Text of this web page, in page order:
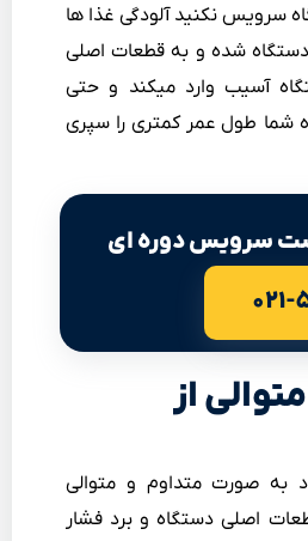
سرویس نکنید آلودگی غذا ها
دستگاه شده و به قطعات اصلی
آسیب وارد میکند و حتی
شما طول عمر کمتری را سپری
سرویس دوره ای
از
به صورت متداوم و متوالی
اصلی دستگاه و برد فشار